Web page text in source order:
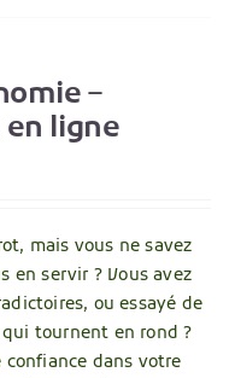
–
ligne
mais vous ne savez
en servir ? Vous avez
ou essayé de
tournent en rond ?
confiance dans votre